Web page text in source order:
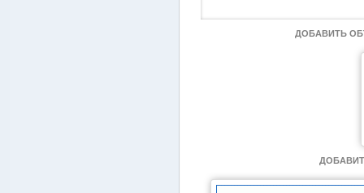
ДОБАВИТЬ